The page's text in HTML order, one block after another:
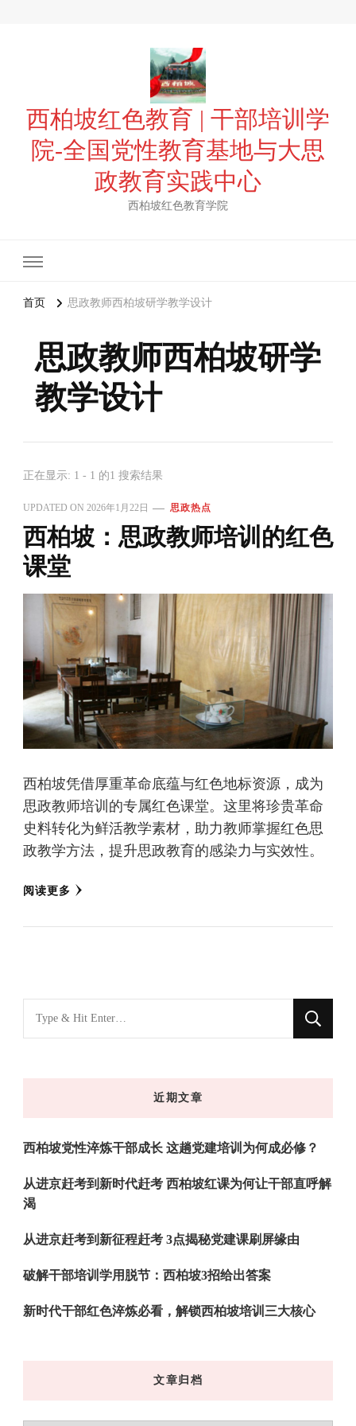
西柏坡红色教育 | 干部培训学
院-全国党性教育基地与大思
政教育实践中心
西柏坡红色教育学院
首页 思政教师西柏坡研学教学设计
思政教师西柏坡研学
教学设计
正在显示: 1 - 1 的1 搜索结果
UPDATED ON 2026年1月22日 思政热点
西柏坡：思政教师培训的红色
课堂
西柏坡凭借厚重革命底蕴与红色地标资源，成为
思政教师培训的专属红色课堂。这里将珍贵革命
史料转化为鲜活教学素材，助力教师掌握红色思
政教学方法，提升思政教育的感染力与实效性。
阅读更多
找
什
近期文章
西柏坡党性淬炼干部成长 这趟党建培训为何成必修？
从进京赶考到新时代赶考 西柏坡红课为何让干部直呼解
渴
从进京赶考到新征程赶考 3点揭秘党建课刷屏缘由
破解干部培训学用脱节：西柏坡3招给出答案
新时代干部红色淬炼必看，解锁西柏坡培训三大核心
文章归档